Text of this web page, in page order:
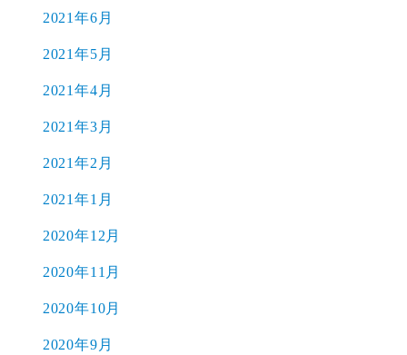
2021年6月
2021年5月
2021年4月
2021年3月
2021年2月
2021年1月
2020年12月
2020年11月
2020年10月
2020年9月